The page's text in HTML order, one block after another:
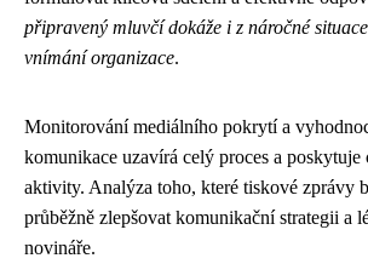
připravený mluvčí dokáže i z náročné
vnímání organizace.
Monitorování mediálního pokrytí a
komunikace uzavírá celý proces a
aktivity. Analýza toho, které tiskové zprávy
průběžně zlepšovat komunikační strategii a
novináře.